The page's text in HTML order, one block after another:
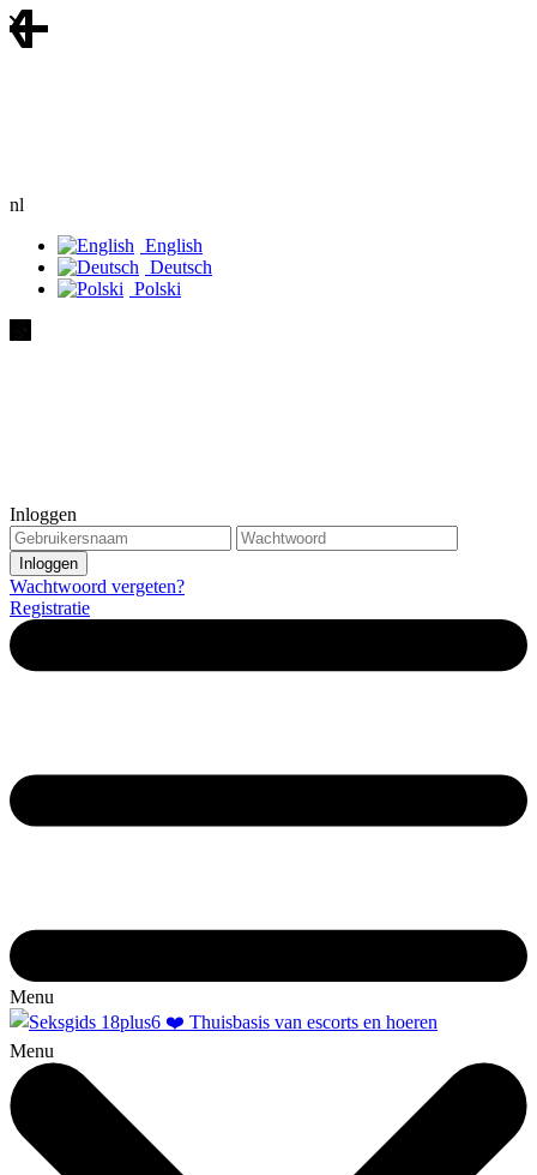
nl
English
Deutsch
Polski
Inloggen
Wachtwoord vergeten?
Registratie
Menu
Menu